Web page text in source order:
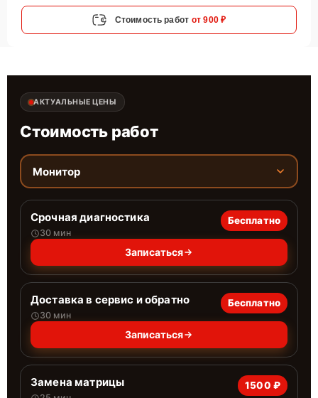
Стоимость работ от 900 ₽
АКТУАЛЬНЫЕ ЦЕНЫ
Стоимость работ
Монитор
Срочная диагностика
30 мин
Бесплатно
Записаться
Доставка в сервис и обратно
30 мин
Бесплатно
Записаться
Замена матрицы 1500 ₽